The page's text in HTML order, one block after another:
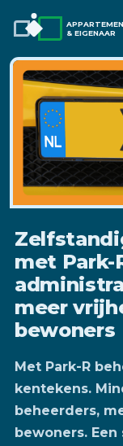
& EIGENAAR
met Park-
meer
bewoners
Met Park-R
kentekens.
beheerders,
bewoners.